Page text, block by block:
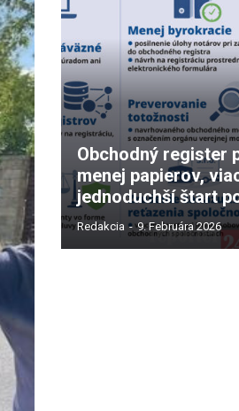
Obchodný register
menej papierov,
jednoduchší štart
Redakcia - 9. Februára 2026